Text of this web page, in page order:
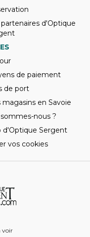
voir
partenaires d'Optique
de paiement
de port
magasins en Savoie
nous ?
d'Optique Sergent
vos cookies